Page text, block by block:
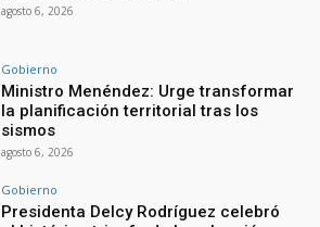
agosto 6, 2026
Gobierno
Ministro Menéndez: Urge transformar
la planificación territorial tras los
sismos
agosto 6, 2026
Gobierno
Presidenta Delcy Rodríguez celebró